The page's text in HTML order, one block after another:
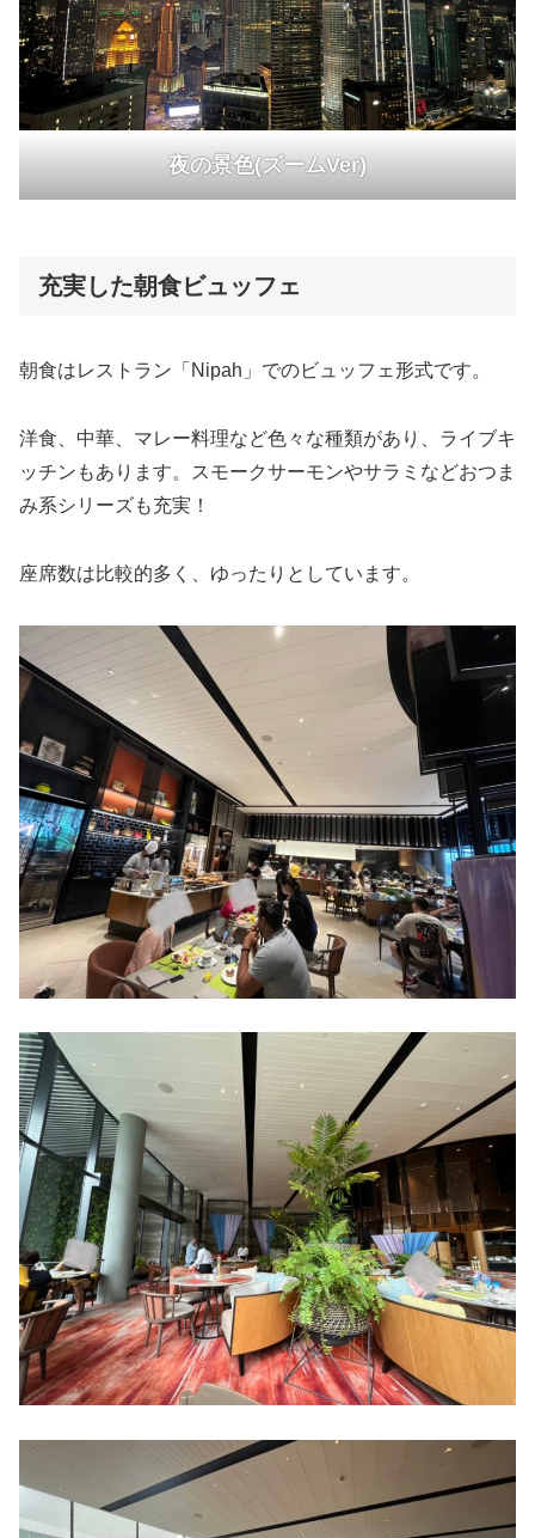
夜の景色(ズームVer)
充実した朝食ビュッフェ
朝食はレストラン「Nipah」でのビュッフェ形式です。
洋食、中華、マレー料理など色々な種類があり、ライブキ
ッチンもあります。スモークサーモンやサラミなどおつま
み系シリーズも充実！
座席数は比較的多く、ゆったりとしています。